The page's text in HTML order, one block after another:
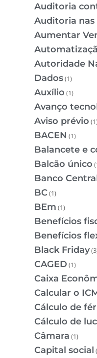
Auditoria
Auditoria nas
Aumentar
Autoridade
Dados(1)
Auxílio (1)
Avanço
Aviso prévio
BACEN (1)
Balancete e
Balcão único
Banco
BC(1)
BEm (1)
Benefícios
Benefícios
Black Friday
CAGED (1)
Caixa
Calcular o
Cálculo de
Cálculo de
Câmara (1)
Capital social